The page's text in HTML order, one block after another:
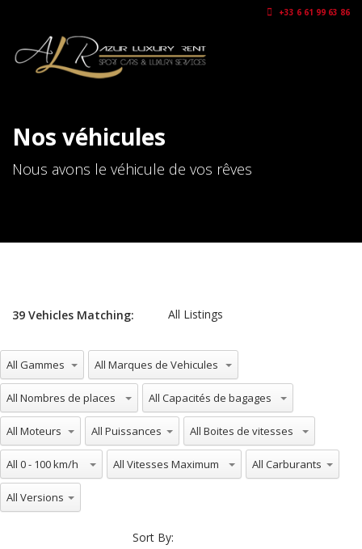
+33 6 61 99 63 86
Nos véhicules
Nous avons le véhicule de vos rêves
39 Vehicles Matching: All Listings
All Gammes All Marques de Vehicules
All Nombres de places All Capacités de bagages
All Moteurs All Puissances All Boites de vitesses
All 0 - 100 km/h All Vitesses Maximum All Carburants
All Versions
Sort By: